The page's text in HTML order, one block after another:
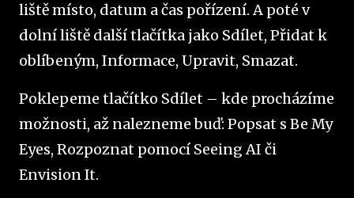
liště místo, datum a čas pořízení. A poté v
dolní liště další tlačítka jako Sdílet, Přidat k
oblíbeným, Informace, Upravit, Smazat.
Poklepeme tlačítko Sdílet – kde procházíme
možnosti, až nalezneme buď: Popsat s Be My
Eyes, Rozpoznat pomocí Seeing AI či
Envision It.